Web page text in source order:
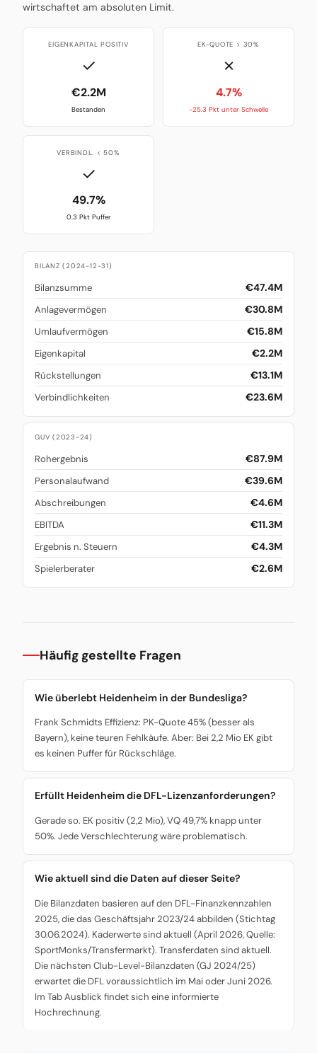
wirtschaftet am absoluten Limit.
EIGENKAPITAL POSITIV
✓
€2.2M
Bestanden
EK-QUOTE > 30%
✗
4.7%
-25.3 Pkt unter Schwelle
VERBINDL. < 50%
✓
49.7%
0.3 Pkt Puffer
BILANZ (2024-12-31)
Bilanzsumme €47.4M
Anlagevermögen €30.8M
Umlaufvermögen €15.8M
Eigenkapital €2.2M
Rückstellungen €13.1M
Verbindlichkeiten €23.6M
GUV (2023-24)
Rohergebnis €87.9M
Personalaufwand €39.6M
Abschreibungen €4.6M
EBITDA €11.3M
Ergebnis n. Steuern €4.3M
Spielerberater €2.6M
Häufig gestellte Fragen
Wie überlebt Heidenheim in der Bundesliga?
Frank Schmidts Effizienz: PK-Quote 45% (besser als
Bayern), keine teuren Fehlkäufe. Aber: Bei 2,2 Mio EK gibt
es keinen Puffer für Rückschläge.
Erfüllt Heidenheim die DFL-Lizenzanforderungen?
Gerade so. EK positiv (2,2 Mio), VQ 49,7% knapp unter
50%. Jede Verschlechterung wäre problematisch.
Wie aktuell sind die Daten auf dieser Seite?
Die Bilanzdaten basieren auf den DFL-Finanzkennzahlen
2025, die das Geschäftsjahr 2023/24 abbilden (Stichtag
30.06.2024). Kaderwerte sind aktuell (April 2026, Quelle:
SportMonks/Transfermarkt). Transferdaten sind aktuell.
Die nächsten Club-Level-Bilanzdaten (GJ 2024/25)
erwartet die DFL voraussichtlich im Mai oder Juni 2026.
Im Tab Ausblick findet sich eine informierte
Hochrechnung.